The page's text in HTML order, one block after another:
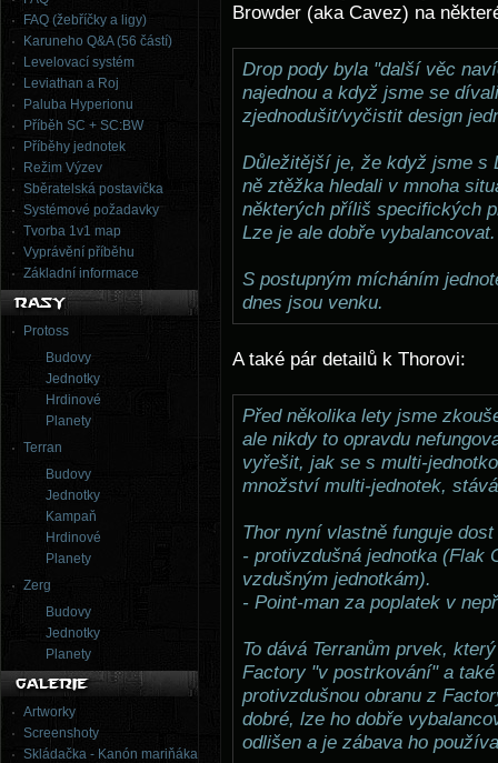
FAQ (žebříčky a ligy)
Karuneho Q&A (56 částí)
Levelovací systém
Leviathan a Roj
Paluba Hyperionu
Příběh SC + SC:BW
Příběhy jednotek
Režim Výzev
Sběratelská postavička
Systémové požadavky
Tvorba 1v1 map
Vyprávění příběhu
Základní informace
Protoss
Budovy
Jednotky
Hrdinové
Planety
Terran
Budovy
Jednotky
Kampaň
Hrdinové
Planety
Zerg
Budovy
Jednotky
Planety
Artworky
Screenshoty
Skládačka - Kanón mariňáka
Browder (aka Cavez) na
Drop pody byla "další věc
najednou a když jsme se
zjednodušit/vyčistit design
Důležitější je, že když jsme s
ně ztěžka hledali v mnoha
některých příliš specifických
Lze je ale dobře vybalancovat.
S postupným mícháním
dnes jsou venku.
A také pár detailů k Thorovi:
Před několika lety jsme
ale nikdy to opravdu
vyřešit, jak se s multi-
množství multi-jednotek,
Thor nyní vlastně funguje
- protivzdušná jednotka (Flak
vzdušným jednotkám).
- Point-man za poplatek v
To dává Terranům prvek,
Factory "v postrkování" a
protivzdušnou obranu z
dobré, lze ho dobře
odlišen a je zábava ho